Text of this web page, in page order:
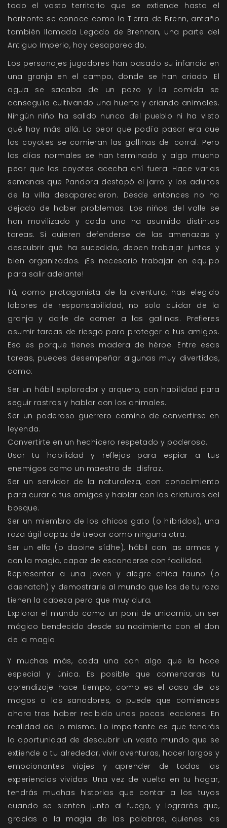
todo el vasto territorio que se extiende hasta el
horizonte se conoce como la Tierra de Brenn, antaño
también llamada Legado de Brennan, una parte del
Antiguo Imperio, hoy desaparecido.
Los personajes jugadores han pasado su infancia en
una granja en el campo, donde se han criado. El
agua se sacaba de un pozo y la comida se
conseguía cultivando una huerta y criando animales.
Ningún niño ha salido nunca del pueblo ni ha visto
qué hay más allá. Lo peor que podía pasar era que
los coyotes se comieran las gallinas del corral. Pero
los días normales se han terminado y algo mucho
peor que los coyotes acecha ahí fuera. Hace varias
semanas que Pandora destapó el jarro y los adultos
de la villa desaparecieron. Desde entonces no ha
dejado de haber problemas. Los niños del valle se
han movilizado y cada uno ha asumido distintas
tareas. Si quieren defenderse de las amenazas y
descubrir qué ha sucedido, deben trabajar juntos y
bien organizados. ¡Es necesario trabajar en equipo
para salir adelante!
Tú, como protagonista de la aventura, has elegido
labores de responsabilidad, no solo cuidar de la
granja y darle de comer a las gallinas. Prefieres
asumir tareas de riesgo para proteger a tus amigos.
Eso es porque tienes madera de héroe. Entre esas
tareas, puedes desempeñar algunas muy divertidas,
como:
Ser un hábil explorador y arquero, con habilidad para
seguir rastros y hablar con los animales.
Ser un poderoso guerrero camino de convertirse en
leyenda.
Convertirte en un hechicero respetado y poderoso.
Usar tu habilidad y reflejos para espiar a tus
enemigos como un maestro del disfraz.
Ser un servidor de la naturaleza, con conocimiento
para curar a tus amigos y hablar con las criaturas del
bosque.
Ser un miembro de los chicos gato (o híbridos), una
raza ágil capaz de trepar como ninguna otra.
Ser un elfo (o daoine sídhe), hábil con las armas y
con la magia, capaz de esconderse con facilidad.
Representar a una joven y alegre chica fauno (o
daenatch) y demostrarle al mundo que los de tu raza
tienen la cabeza pero que muy dura.
Explorar el mundo como un poni de unicornio, un ser
mágico bendecido desde su nacimiento con el don
de la magia.
Y muchas más, cada una con algo que la hace
especial y única. Es posible que comenzaras tu
aprendizaje hace tiempo, como es el caso de los
magos o los sanadores, o puede que comiences
ahora tras haber recibido unas pocas lecciones. En
realidad da lo mismo. Lo importante es que tendrás
la oportunidad de descubrir un vasto mundo que se
extiende a tu alrededor, vivir aventuras, hacer largos y
emocionantes viajes y aprender de todas las
experiencias vividas. Una vez de vuelta en tu hogar,
tendrás muchas historias que contar a los tuyos
cuando se sienten junto al fuego, y lograrás que,
gracias a la magia de las palabras, quienes las